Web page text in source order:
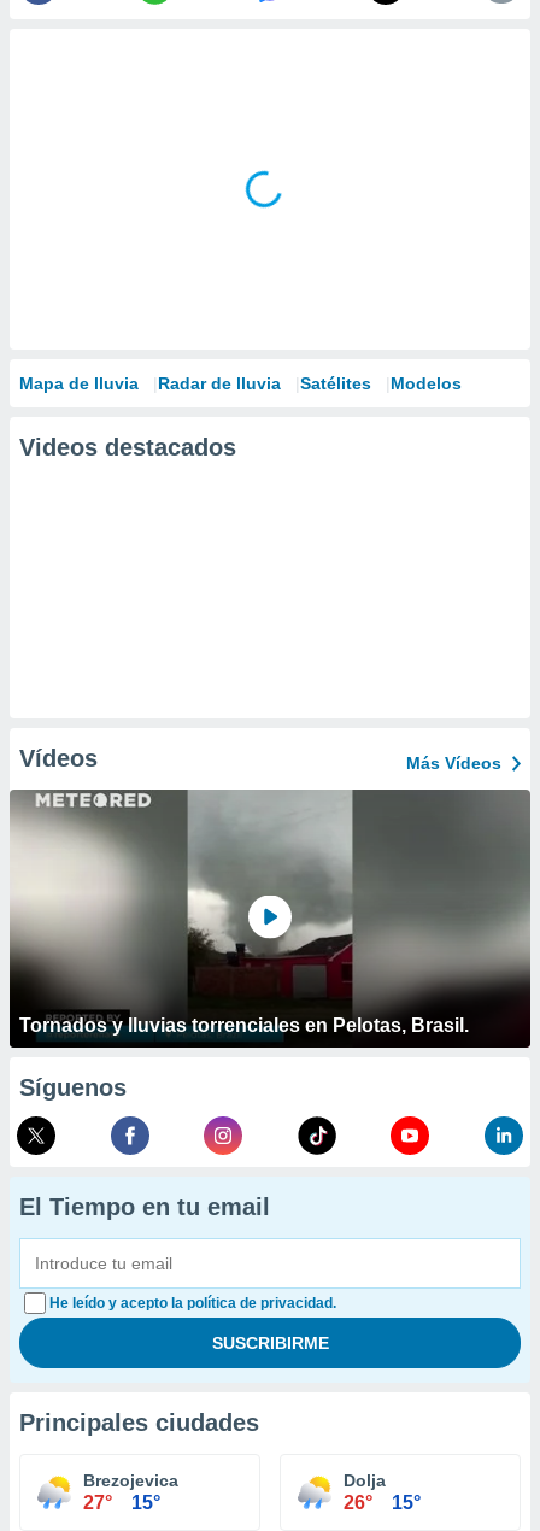
Mapa de lluvia Radar de lluvia Satélites Modelos
Videos destacados
Vídeos Más Vídeos
Tornados y lluvias torrenciales en Pelotas, Brasil.
Síguenos
El Tiempo en tu email
He leído y acepto la política de privacidad.
Principales ciudades
Brezojevica
27° 15°
Dolja
26° 15°